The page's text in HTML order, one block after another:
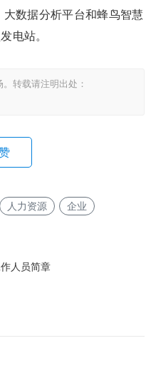
大数据分析平台和蜂鸟智慧
电站。
转载请注明出处：
人力资源 企业
人员简章